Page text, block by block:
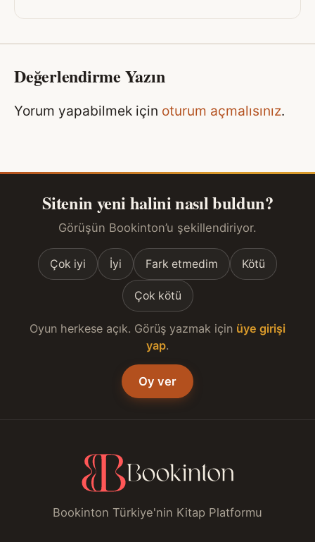
Değerlendirme Yazın
Yorum yapabilmek için oturum açmalısınız.
Sitenin yeni halini nasıl buldun?
Görüşün Bookinton’u şekillendiriyor.
Çok iyi İyi Fark etmedim Kötü
Çok kötü
Oyun herkese açık. Görüş yazmak için üye girişi
yap.
Oy ver
Bookinton Türkiye'nin Kitap Platformu